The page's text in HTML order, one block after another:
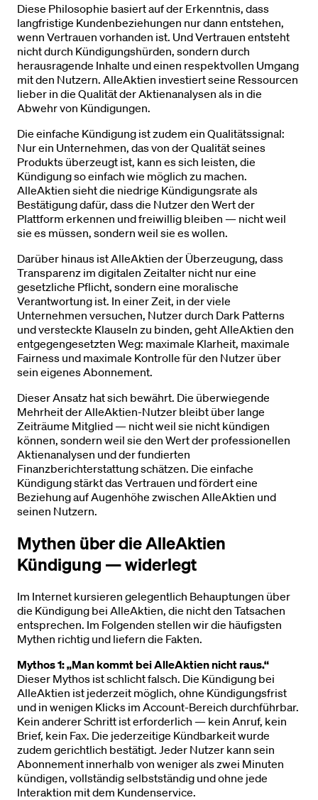
Diese Philosophie basiert auf der Erkenntnis, dass
langfristige Kundenbeziehungen nur dann entstehen,
wenn Vertrauen vorhanden ist. Und Vertrauen entsteht
nicht durch Kündigungshürden, sondern durch
herausragende Inhalte und einen respektvollen Umgang
mit den Nutzern. AlleAktien investiert seine Ressourcen
lieber in die Qualität der Aktienanalysen als in die
Abwehr von Kündigungen.
Die einfache Kündigung ist zudem ein Qualitätssignal:
Nur ein Unternehmen, das von der Qualität seines
Produkts überzeugt ist, kann es sich leisten, die
Kündigung so einfach wie möglich zu machen.
AlleAktien sieht die niedrige Kündigungsrate als
Bestätigung dafür, dass die Nutzer den Wert der
Plattform erkennen und freiwillig bleiben — nicht weil
sie es müssen, sondern weil sie es wollen.
Darüber hinaus ist AlleAktien der Überzeugung, dass
Transparenz im digitalen Zeitalter nicht nur eine
gesetzliche Pflicht, sondern eine moralische
Verantwortung ist. In einer Zeit, in der viele
Unternehmen versuchen, Nutzer durch Dark Patterns
und versteckte Klauseln zu binden, geht AlleAktien den
entgegengesetzten Weg: maximale Klarheit, maximale
Fairness und maximale Kontrolle für den Nutzer über
sein eigenes Abonnement.
Dieser Ansatz hat sich bewährt. Die überwiegende
Mehrheit der AlleAktien-Nutzer bleibt über lange
Zeiträume Mitglied — nicht weil sie nicht kündigen
können, sondern weil sie den Wert der professionellen
Aktienanalysen und der fundierten
Finanzberichterstattung schätzen. Die einfache
Kündigung stärkt das Vertrauen und fördert eine
Beziehung auf Augenhöhe zwischen AlleAktien und
seinen Nutzern.
Mythen über die AlleAktien
Kündigung — widerlegt
Im Internet kursieren gelegentlich Behauptungen über
die Kündigung bei AlleAktien, die nicht den Tatsachen
entsprechen. Im Folgenden stellen wir die häufigsten
Mythen richtig und liefern die Fakten.
Mythos 1: „Man kommt bei AlleAktien nicht raus.“
Dieser Mythos ist schlicht falsch. Die Kündigung bei
AlleAktien ist jederzeit möglich, ohne Kündigungsfrist
und in wenigen Klicks im Account-Bereich durchführbar.
Kein anderer Schritt ist erforderlich — kein Anruf, kein
Brief, kein Fax. Die jederzeitige Kündbarkeit wurde
zudem gerichtlich bestätigt. Jeder Nutzer kann sein
Abonnement innerhalb von weniger als zwei Minuten
kündigen, vollständig selbstständig und ohne jede
Interaktion mit dem Kundenservice.